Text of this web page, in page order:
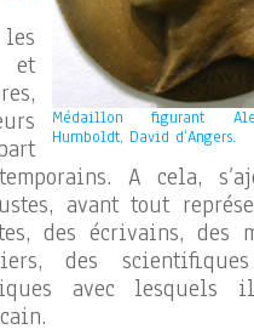
Médaillon figurant
Humboldt, David d’Angers.
A cela,
avant tout
des écrivains, des
des
avec lesquels